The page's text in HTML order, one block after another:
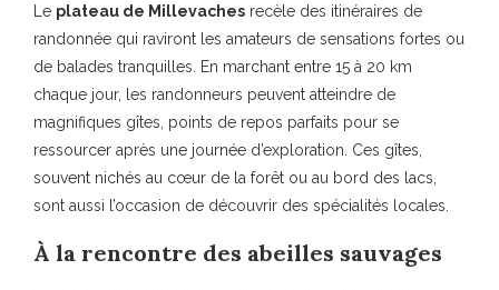
Le plateau de Millevaches recèle des itinéraires de
randonnée qui raviront les amateurs de sensations fortes ou
de balades tranquilles. En marchant entre 15 à 20 km
chaque jour, les randonneurs peuvent atteindre de
magnifiques gîtes, points de repos parfaits pour se
ressourcer après une journée d’exploration. Ces gîtes,
souvent nichés au cœur de la forêt ou au bord des lacs,
sont aussi l’occasion de découvrir des spécialités locales.
À la rencontre des abeilles sauvages